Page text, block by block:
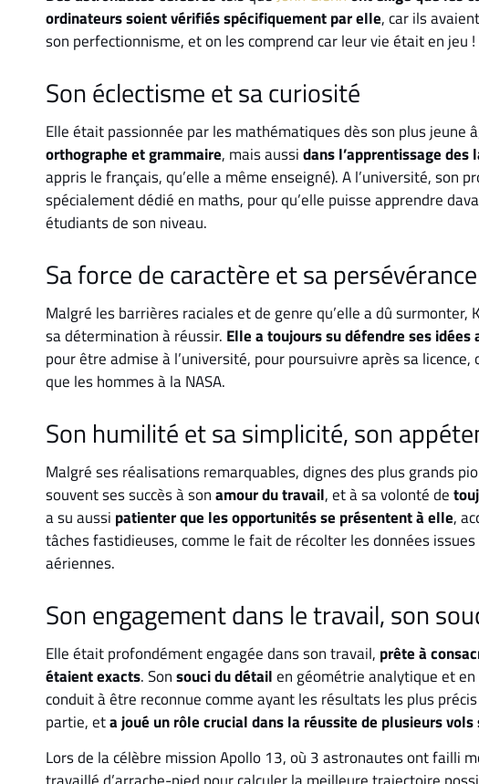
ordinateurs soient vérifiés spécifiquement par elle, car ils
son perfectionnisme, et on les comprend car leur vie était en jeu !
Son éclectisme et sa curiosité
Elle était passionnée par les mathématiques dès son plus jeune
orthographe et grammaire, mais aussidans l’apprentissage des
appris le français, qu’elle a même enseigné). A l’université, son
spécialement dédié en maths, pour qu’elle puisse apprendre
étudiants de son niveau.
Sa force de caractère et sa persévérance
Malgré les barrières raciales et de genre qu’elle a dû
sa détermination à réussir. Elle a toujours sudéfendre ses idées
pour être admise à l’université, pour poursuivre après sa
que les hommes à la NASA.
Son humilité et sa simplicité, son
Malgré ses réalisations remarquables, dignes des plus grands
souvent ses succès à sonamour du travail, et à sa volonté de
a su aussi patienter que les opportunités se présentent à elle,
tâches fastidieuses, comme le fait de récolter les données
aériennes.
Son engagement dans le travail, son
Elle était profondément engagée dans son travail, prête à
étaient exacts. Sonsouci du détailen géométrie analytique et
conduit à être reconnue comme ayant les résultats les plus
partie, eta joué un rôle crucial dans la réussite de plusieurs vols
Lors de la célèbre mission Apollo 13, où 3 astronautes ont failli